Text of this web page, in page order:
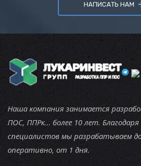
НАПИСАТЬ НАМ
Наша компания занимается
ПОС, ППРк... более 10 лет.
специалистов мы разрабатываем
оперативно, от 1 дня.